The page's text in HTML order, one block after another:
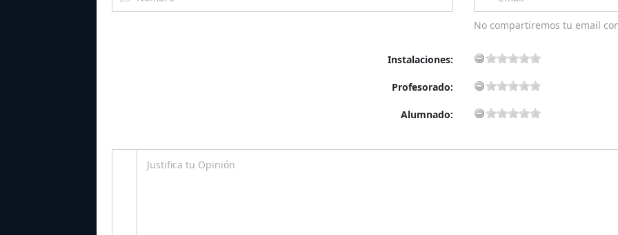
No compartiremos tu email
Instalaciones:
Profesorado:
Alumnado: